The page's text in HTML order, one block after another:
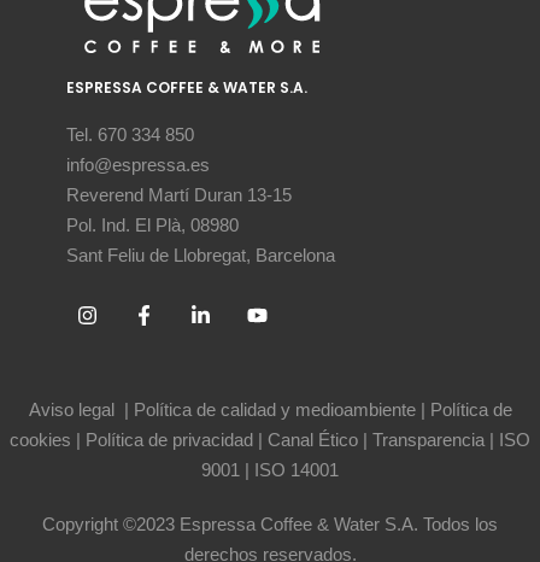
ESPRESSA COFFEE & WATER S.A.
Tel. 670 334 850
info@espressa.es
Reverend Martí Duran 13-15
Pol. Ind. El Plà, 08980
Sant Feliu de Llobregat, Barcelona
Aviso legal | Política de calidad y medioambiente| Política de
cookies | Política de privacidad | Canal Ético | Transparencia | ISO
9001 | ISO 14001
Copyright ©2023 Espressa Coffee & Water S.A. Todos los
derechos reservados.